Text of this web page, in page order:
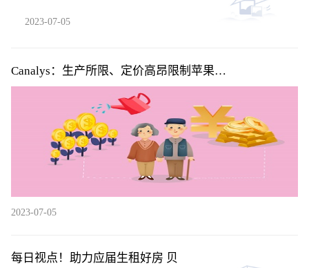
2023-07-05
Canalys：生产所限、定价高昂限制苹果
(AAPL.US)Vision Pro系列首年销量 但5年内将积累用户
2023-07-05
每日视点！助力应届生租好房 贝